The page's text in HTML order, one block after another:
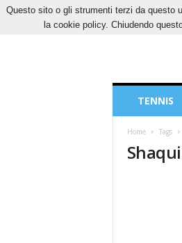
SABATO, 8
Sport
TENNIS
Home Tags
Questo sito o gli strumenti terzi da questo
la cookie policy. Chiudendo